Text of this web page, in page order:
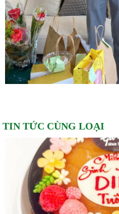
TIN TỨC CÙNG LOẠI